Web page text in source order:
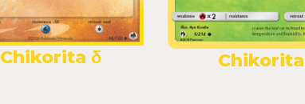
Chikorita δ Chikorita